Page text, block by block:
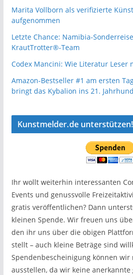
Marita Vollborn als verifizierte
aufgenommen
Letzte Chance: Namibia-
KrautTrotter®-Team
Codex Mancini: Wie Literatur Leser
Amazon-Bestseller #1 am ersten
bringt das Kybalion ins 21.
Kunstmelder.de unterstützen!
Ihr wollt weiterhin interessanten
Events und genussvolle
gratis veröffentlichen? Dann
kleinen Spende. Wir freuen uns
den ihr uns über die obigen
stellt – auch kleine Beträge sind
Spendenbescheinigung können
ausstellen, da wir keine